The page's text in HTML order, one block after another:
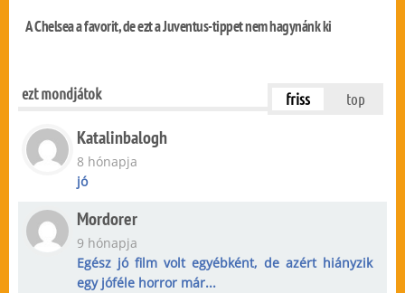
A Chelsea a favorit, de ezt a Juventus-tippet nem hagynánk ki
ezt mondjátok friss top
Katalinbalogh
8 hónapja
jó
Mordorer
9 hónapja
Egész jó film volt egyébként, de azért hiányzik
egy jóféle horror már...